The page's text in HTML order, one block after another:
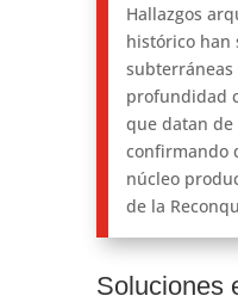
Hallazgos
histórico han
subterráneas
profundidad
que datan de
confirmando
núcleo
de la
Soluciones